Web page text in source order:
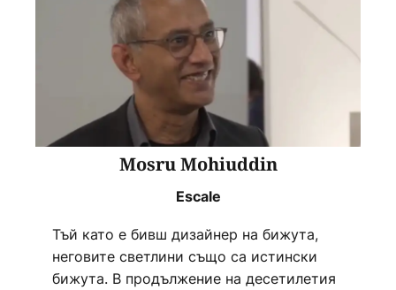
Mosru Mohiuddin
Escale
Тъй като е бивш дизайнер на бижута,
неговите светлини също са истински
бижута. В продължение на десетилетия